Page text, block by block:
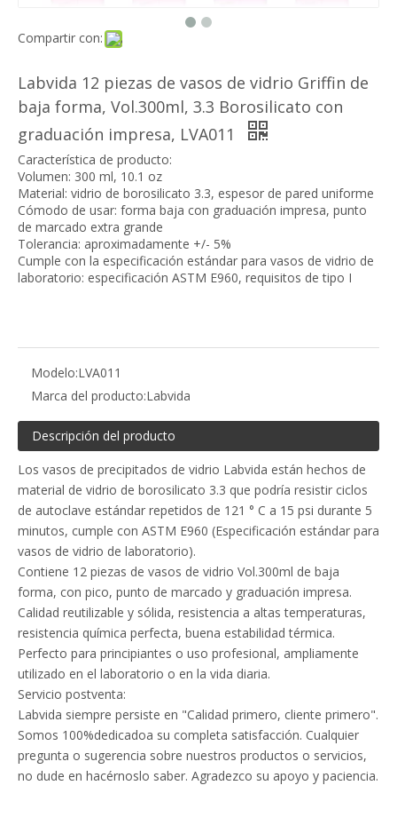
Compartir con:
Labvida 12 piezas de vasos de vidrio Griffin de
baja forma, Vol.300ml, 3.3 Borosilicato con
graduación impresa, LVA011
Característica de producto:
Volumen: 300 ml, 10.1 oz
Material: vidrio de borosilicato 3.3, espesor de pared uniforme
Cómodo de usar: forma baja con graduación impresa, punto
de marcado extra grande
Tolerancia: aproximadamente +/- 5%
Cumple con la especificación estándar para vasos de vidrio de
laboratorio: especificación ASTM E960, requisitos de tipo I
Modelo:LVA011
Marca del producto:Labvida
Descripción del producto
Los vasos de precipitados de vidrio Labvida están hechos de
material de vidrio de borosilicato 3.3 que podría resistir ciclos
de autoclave estándar repetidos de 121 ° C a 15 psi durante 5
minutos, cumple con ASTM E960 (Especificación estándar para
vasos de vidrio de laboratorio).
Contiene 12 piezas de vasos de vidrio Vol.300ml de baja
forma, con pico, punto de marcado y graduación impresa.
Calidad reutilizable y sólida, resistencia a altas temperaturas,
resistencia química perfecta, buena estabilidad térmica.
Perfecto para principiantes o uso profesional, ampliamente
utilizado en el laboratorio o en la vida diaria.
Servicio postventa:
Labvida siempre persiste en "Calidad primero, cliente primero".
Somos 100%dedicadoa su completa satisfacción. Cualquier
pregunta o sugerencia sobre nuestros productos o servicios,
no dude en hacérnoslo saber. Agradezco su apoyo y paciencia.